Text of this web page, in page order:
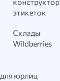
этикеток
Склады
Wildberries
юрлиц